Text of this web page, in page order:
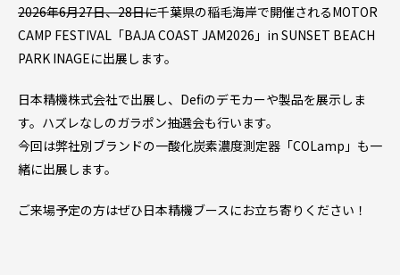
2026年6月27日、28日に千葉県の稲毛海岸で開催されるMOTOR
CAMP FESTIVAL「BAJA COAST JAM2026」in SUNSET BEACH
PARK INAGEに出展します。
日本精機株式会社で出展し、Defiのデモカーや製品を展示しま
す。ハズレなしのガラポン抽選会も行います。
今回は弊社別ブランドの一酸化炭素濃度測定器「COLamp」も一
緒に出展します。
ご来場予定の方はぜひ日本精機ブースにお立ち寄りください！